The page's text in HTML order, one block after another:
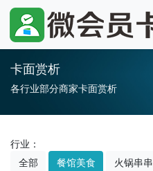
卡面赏析
各行业部分商家卡面赏析
行业：
全部
餐馆美食 火锅串串